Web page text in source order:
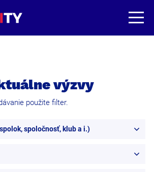
výzvy
použite filter.
spoločnosť, klub a i.)